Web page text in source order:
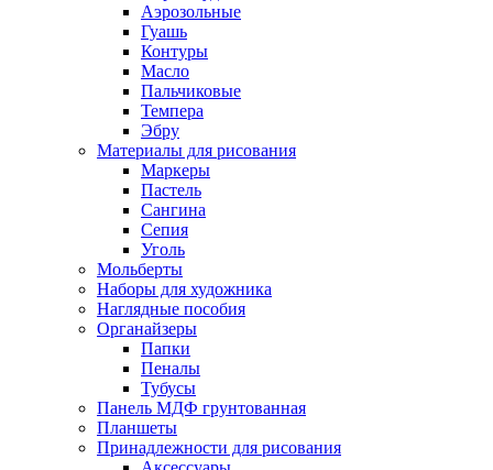
Аэрозольные
Гуашь
Контуры
Масло
Пальчиковые
Темпера
Эбру
Материалы для рисования
Маркеры
Пастель
Сангина
Сепия
Уголь
Мольберты
Наборы для художника
Наглядные пособия
Органайзеры
Папки
Пеналы
Тубусы
Панель МДФ грунтованная
Планшеты
Принадлежности для рисования